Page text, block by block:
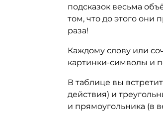
подсказок весьма
том, что до этого они
раза!
Каждому слову или
картинки-символы и
В таблице вы
действия) и
и прямоугольника (в